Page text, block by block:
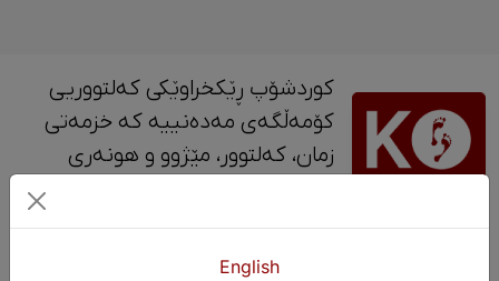
کوردشۆپ ڕێکخراوێکی کەلتووریی
کۆمەڵگەی مەدەنییە کە خزمەتی
زمان، کەلتوور، مێژوو و ‎هونەری
English